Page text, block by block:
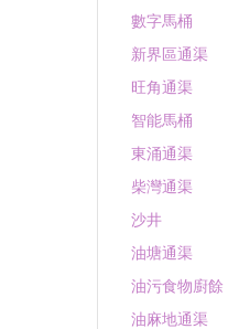
數字馬桶
新界區通渠
旺角通渠
智能馬桶
東涌通渠
柴灣通渠
沙井
油塘通渠
油污食物廚餘
油麻地通渠